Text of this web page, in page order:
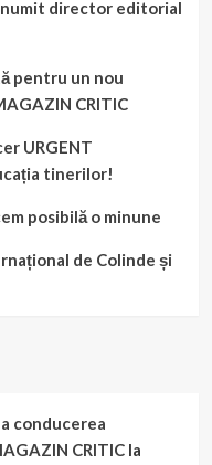
director editorial
pentru un nou
CRITIC
URGENT
tinerilor!
posibilă o minune
de Colinde și
conducerea
CRITICla